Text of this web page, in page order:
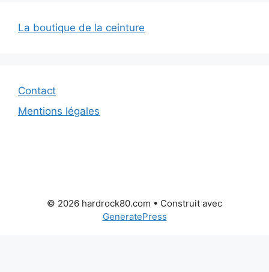
La boutique de la ceinture
Contact
Mentions légales
© 2026 hardrock80.com • Construit avec
GeneratePress